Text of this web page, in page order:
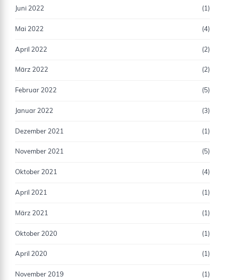
Juni 2022 (1)
Mai 2022 (4)
April 2022 (2)
März 2022 (2)
Februar 2022 (5)
Januar 2022 (3)
Dezember 2021 (1)
November 2021 (5)
Oktober 2021 (4)
April 2021 (1)
März 2021 (1)
Oktober 2020 (1)
April 2020 (1)
November 2019 (1)